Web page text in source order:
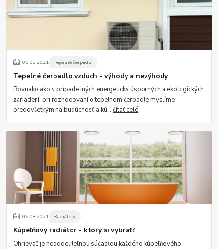
06.08.2021 Tepelné čerpadlá
Tepelné čerpadlo vzduch - výhody a nevýhody
Rovnako ako v prípade iných energeticky úsporných a ekologických
zariadení, pri rozhodovaní o tepelnom čerpadle myslíme
predovšetkým na budúcnosť a kú...čítať celé
06.08.2021 Radiátory
Kúpeľňový radiátor - ktorý si vybrať?
Ohrievač je neoddeliteľnou súčasťou každého kúpeľňového